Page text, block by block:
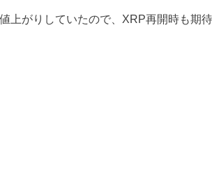
上がりしていたので、XRP再開時も期